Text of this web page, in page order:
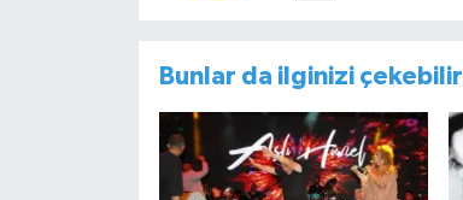
Bunlar da ilginizi çekebilir